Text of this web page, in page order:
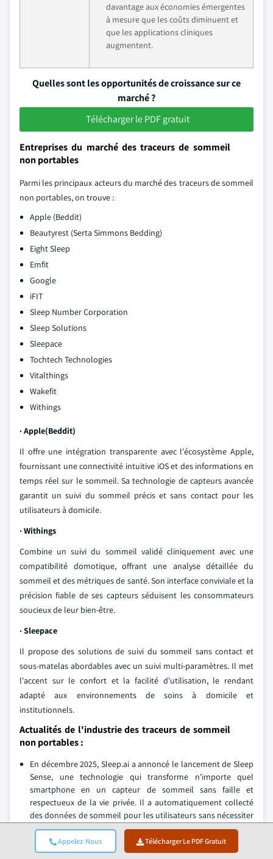
Appelez-Nous Télécharger Le PDF Gratuit
davantage aux économies émergentes
à mesure que les coûts diminuent et
que les applications cliniques
augmentent.
Quelles sont les opportunités de croissance sur ce
marché ?
Télécharger le PDF gratuit
Entreprises du marché des traceurs de sommeil
non portables
Parmi les principaux acteurs du marché des traceurs de sommeil
non portables, on trouve :
Apple (Beddit)
Beautyrest (Serta Simmons Bedding)
Eight Sleep
Emfit
Google
iFIT
Sleep Number Corporation
Sleep Solutions
Sleepace
Tochtech Technologies
Vitalthings
Wakefit
Withings
· Apple(Beddit)
Il offre une intégration transparente avec l'écosystème Apple,
fournissant une connectivité intuitive iOS et des informations en
temps réel sur le sommeil. Sa technologie de capteurs avancée
garantit un suivi du sommeil précis et sans contact pour les
utilisateurs à domicile.
· Withings
Combine un suivi du sommeil validé cliniquement avec une
compatibilité domotique, offrant une analyse détaillée du
sommeil et des métriques de santé. Son interface conviviale et la
précision fiable de ses capteurs séduisent les consommateurs
soucieux de leur bien-être.
· Sleepace
Il propose des solutions de suivi du sommeil sans contact et
sous-matelas abordables avec un suivi multi-paramètres. Il met
l'accent sur le confort et la facilité d'utilisation, le rendant
adapté aux environnements de soins à domicile et
institutionnels.
Actualités de l'industrie des traceurs de sommeil
non portables :
En décembre 2025, Sleep.ai a annoncé le lancement de Sleep
Sense, une technologie qui transforme n'importe quel
smartphone en un capteur de sommeil sans faille et
respectueux de la vie privée. Il a automatiquement collecté
des données de sommeil pour les utilisateurs sans nécessiter
de dispositifs portables, de matériel ou de saisie manuelle.
Cette innovation devrait soutenir le marché en facilitant
l'adoption, en réduisant la dépendance aux appareils et en